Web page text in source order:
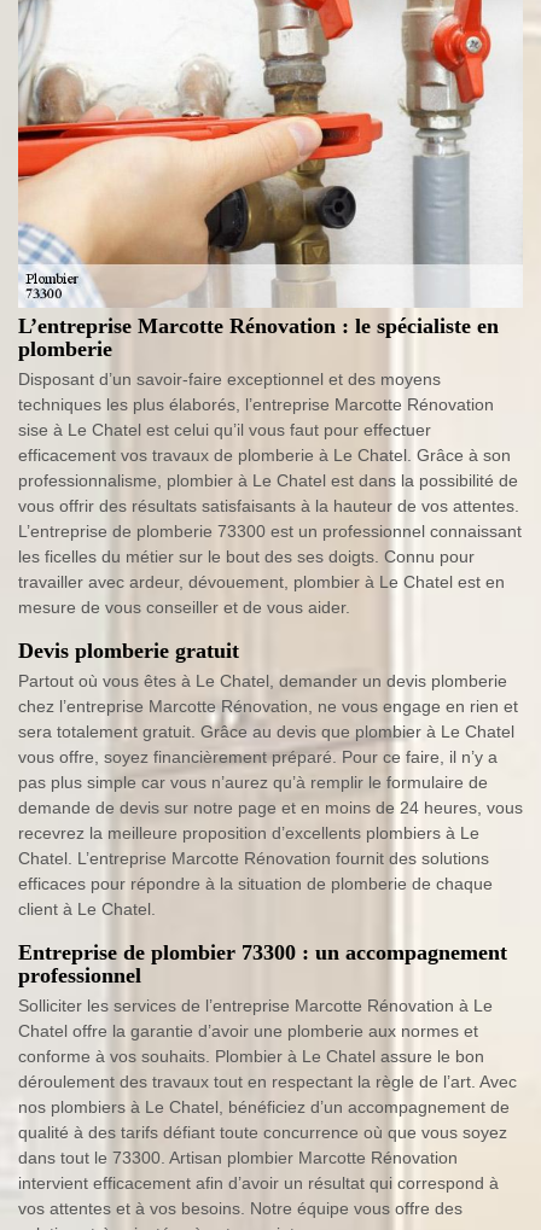
L’entreprise Marcotte Rénovation : le spécialiste en
plomberie
Disposant d’un savoir-faire exceptionnel et des moyens
techniques les plus élaborés, l’entreprise Marcotte Rénovation
sise à Le Chatel est celui qu’il vous faut pour effectuer
efficacement vos travaux de plomberie à Le Chatel. Grâce à son
professionnalisme, plombier à Le Chatel est dans la possibilité de
vous offrir des résultats satisfaisants à la hauteur de vos attentes.
L’entreprise de plomberie 73300 est un professionnel connaissant
les ficelles du métier sur le bout des ses doigts. Connu pour
travailler avec ardeur, dévouement, plombier à Le Chatel est en
mesure de vous conseiller et de vous aider.
Devis plomberie gratuit
Partout où vous êtes à Le Chatel, demander un devis plomberie
chez l’entreprise Marcotte Rénovation, ne vous engage en rien et
sera totalement gratuit. Grâce au devis que plombier à Le Chatel
vous offre, soyez financièrement préparé. Pour ce faire, il n’y a
pas plus simple car vous n’aurez qu’à remplir le formulaire de
demande de devis sur notre page et en moins de 24 heures, vous
recevrez la meilleure proposition d’excellents plombiers à Le
Chatel. L’entreprise Marcotte Rénovation fournit des solutions
efficaces pour répondre à la situation de plomberie de chaque
client à Le Chatel.
Entreprise de plombier 73300 : un accompagnement
professionnel
Solliciter les services de l’entreprise Marcotte Rénovation à Le
Chatel offre la garantie d’avoir une plomberie aux normes et
conforme à vos souhaits. Plombier à Le Chatel assure le bon
déroulement des travaux tout en respectant la règle de l’art. Avec
nos plombiers à Le Chatel, bénéficiez d’un accompagnement de
qualité à des tarifs défiant toute concurrence où que vous soyez
dans tout le 73300. Artisan plombier Marcotte Rénovation
intervient efficacement afin d’avoir un résultat qui correspond à
vos attentes et à vos besoins. Notre équipe vous offre des